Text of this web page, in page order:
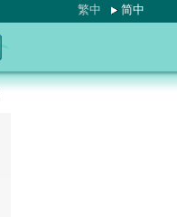
繁中 简中